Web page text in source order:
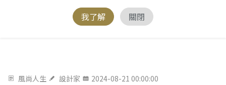
我了解
關閉
風尚人生 設計家 2024-08-21 00:00:00